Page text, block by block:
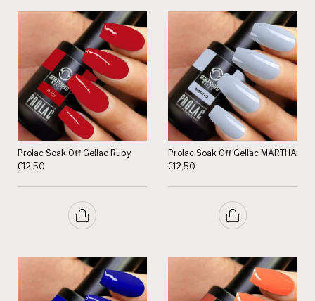
Prolac Soak Off Gellac Ruby
€12,50
Prolac Soak Off Gellac MARTHA
€12,50